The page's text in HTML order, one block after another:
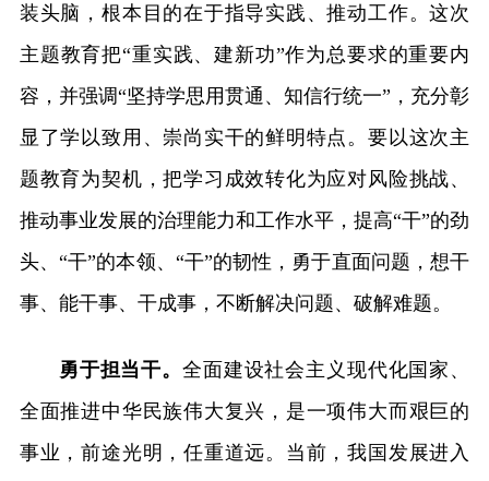
装头脑，根本目的在于指导实践、推动工作。这次
主题教育把“重实践、建新功”作为总要求的重要内
容，并强调“坚持学思用贯通、知信行统一”，充分彰
显了学以致用、崇尚实干的鲜明特点。要以这次主
题教育为契机，把学习成效转化为应对风险挑战、
推动事业发展的治理能力和工作水平，提高“干”的劲
头、“干”的本领、“干”的韧性，勇于直面问题，想干
事、能干事、干成事，不断解决问题、破解难题。
勇于担当干。全面建设社会主义现代化国家、
全面推进中华民族伟大复兴，是一项伟大而艰巨的
事业，前途光明，任重道远。当前，我国发展进入